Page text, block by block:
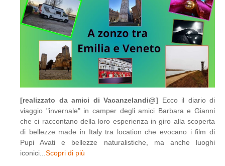
[realizzato da amici di Vacanzelandi@] Ecco il diario di
viaggio "invernale" in camper degli amici Barbara e Gianni
che ci raccontano della loro esperienza in giro alla scoperta
di bellezze made in Italy tra location che evocano i film di
Pupi Avati e bellezze naturalistiche, ma anche luoghi
iconici...Scopri di più